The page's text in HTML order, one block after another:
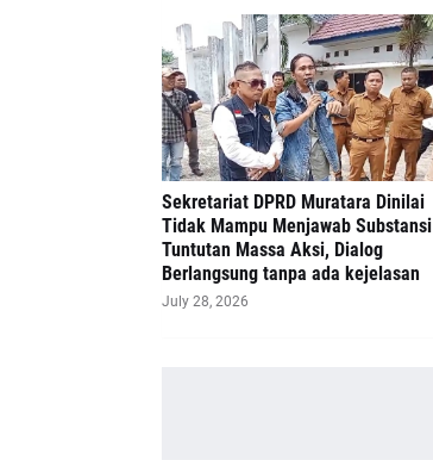
Sekretariat DPRD Muratara Dinilai
Tidak Mampu Menjawab Substansi
Tuntutan Massa Aksi, Dialog
Berlangsung tanpa ada kejelasan
July 28, 2026